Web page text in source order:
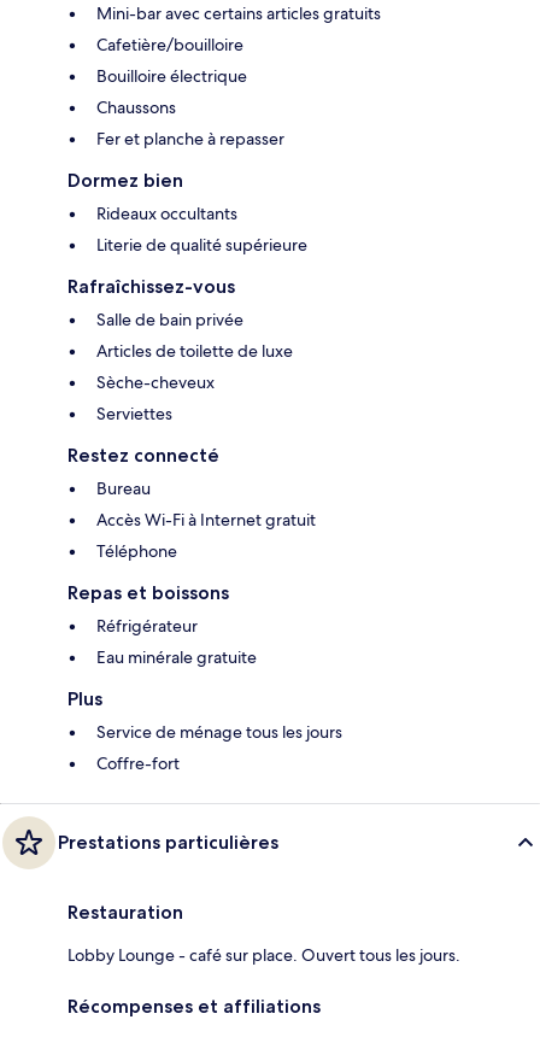
Mini-bar avec certains articles gratuits
Cafetière/bouilloire
Bouilloire électrique
Chaussons
Fer et planche à repasser
Dormez bien
Rideaux occultants
Literie de qualité supérieure
Rafraîchissez-vous
Salle de bain privée
Articles de toilette de luxe
Sèche-cheveux
Serviettes
Restez connecté
Bureau
Accès Wi-Fi à Internet gratuit
Téléphone
Repas et boissons
Réfrigérateur
Eau minérale gratuite
Plus
Service de ménage tous les jours
Coffre-fort
Prestations particulières
Restauration
Lobby Lounge - café sur place. Ouvert tous les jours.
Récompenses et affiliations